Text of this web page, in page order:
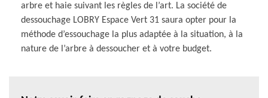
arbre et haie suivant les règles de l’art. La société de
dessouchage LOBRY Espace Vert 31 saura opter pour la
méthode d’essouchage la plus adaptée à la situation, à la
nature de l’arbre à dessoucher et à votre budget.